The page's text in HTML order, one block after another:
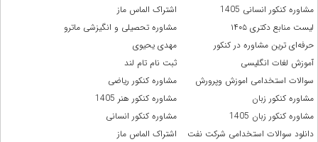
مشاوره کنکور انسانی 1405
اشتراک الماس ماز
لیست منابع دکتری ۱۴۰۵
مشاوره تحصیلی و انگیزشی ماترو
حرفه‌ای ترین مشاوره در کنکور
مهدی یحیوی
آموزش لغات انگلیسی
ثبت نام تام لند
سوالات استخدامی اموزش وپرورش
مشاوره کنکور ریاضی
مشاوره کنکور زبان
مشاوره کنکور هنر 1405
مشاوره کنکور زبان 1405
مشاوره کنکور انسانی
دانلود سوالات استخدامی شرکت نفت
اشتراک الماس ماز